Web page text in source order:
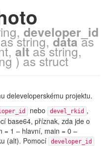
developer_id
string,dataas
altas string,
) as struct
deleveloperskému projektu.
nebo devel_rkid ,
base64, příznak, zda jde o
= 1 – hlavní, main = 0 –
(alt). Pomocí
developer_id